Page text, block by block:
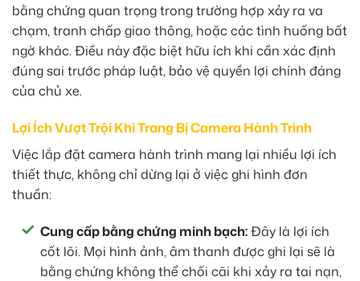
bằng chứng quan trọng trong trường hợp xảy ra va
chạm, tranh chấp giao thông, hoặc các tình huống bất
ngờ khác. Điều này đặc biệt hữu ích khi cần xác định
đúng sai trước pháp luật, bảo vệ quyền lợi chính đáng
của chủ xe.
Lợi Ích Vượt Trội Khi Trang Bị Camera Hành Trình
Việc lắp đặt camera hành trình mang lại nhiều lợi ích
thiết thực, không chỉ dừng lại ở việc ghi hình đơn
thuần:
Cung cấp bằng chứng minh bạch:Đây là lợi ích
cốt lõi. Mọi hình ảnh, âm thanh được ghi lại sẽ là
bằng chứng không thể chối cãi khi xảy ra tai nạn,